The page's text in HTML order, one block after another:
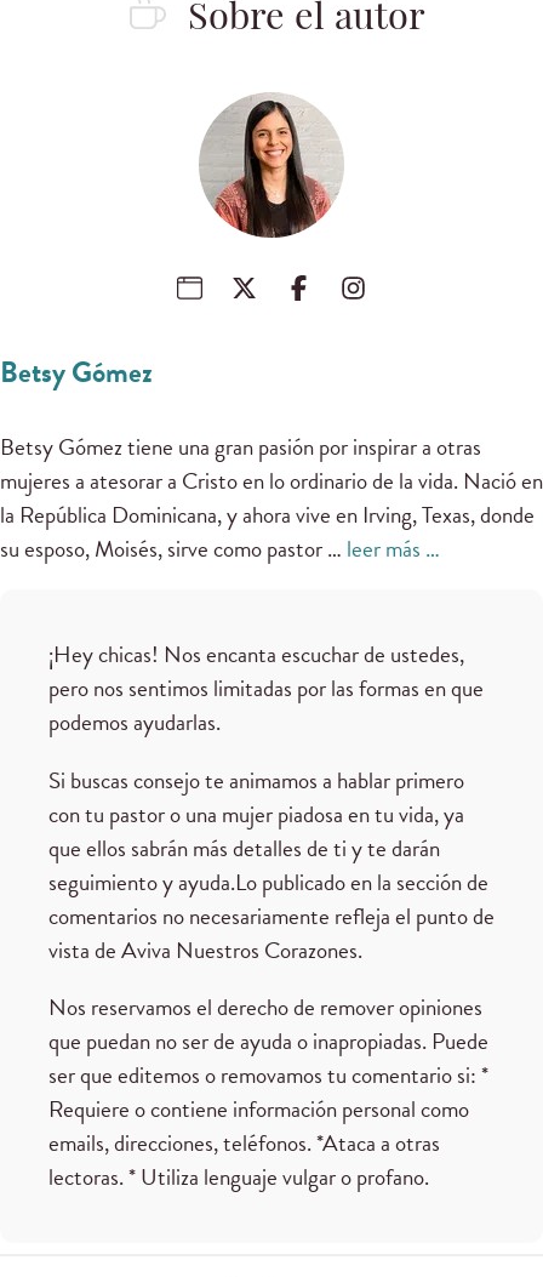
Sobre el autor
Betsy Gómez
Betsy Gómez tiene una gran pasión por inspirar a otras
mujeres a atesorar a Cristo en lo ordinario de la vida. Nació en
la República Dominicana, y ahora vive en Irving, Texas, donde
su esposo, Moisés, sirve como pastor … leer más …
¡Hey chicas! Nos encanta escuchar de ustedes,
pero nos sentimos limitadas por las formas en que
podemos ayudarlas.
Si buscas consejo te animamos a hablar primero
con tu pastor o una mujer piadosa en tu vida, ya
que ellos sabrán más detalles de ti y te darán
seguimiento y ayuda.Lo publicado en la sección de
comentarios no necesariamente refleja el punto de
vista de Aviva Nuestros Corazones.
Nos reservamos el derecho de remover opiniones
que puedan no ser de ayuda o inapropiadas. Puede
ser que editemos o removamos tu comentario si: *
Requiere o contiene información personal como
emails, direcciones, teléfonos. *Ataca a otras
lectoras. * Utiliza lenguaje vulgar o profano.